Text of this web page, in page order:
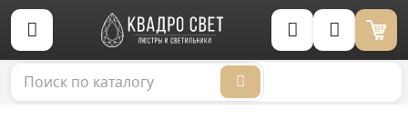
Корзина (0)